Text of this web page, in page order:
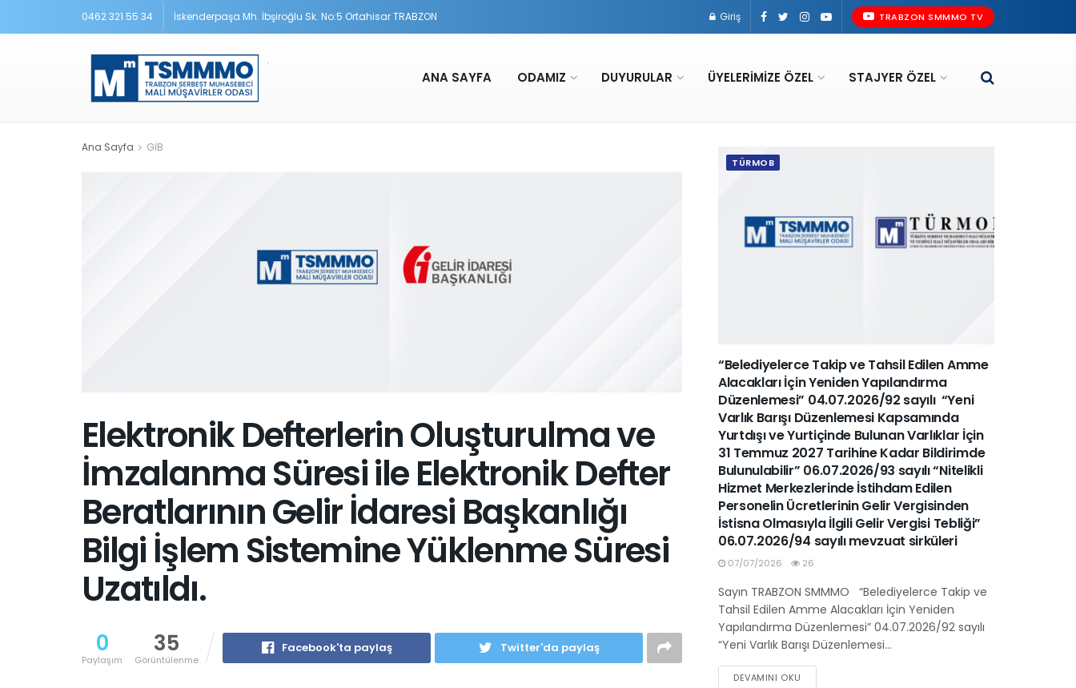
0462 321 55 34 İskenderpaşa Mh. İbşiroğlu Sk. No:5 Ortahisar TRABZON Giriş TRABZON SMMMO TV
ANA SAYFA ODAMIZ DUYURULAR ÜYELERIMIZE ÖZEL STAJYER ÖZEL
Ana Sayfa GİB
Elektronik Defterlerin Oluşturulma ve
İmzalanma Süresi ile Elektronik Defter
Beratlarının Gelir İdaresi Başkanlığı
Bilgi İşlem Sistemine Yüklenme Süresi
Uzatıldı.
0
Paylaşım
35
Görüntülenme
Facebook'ta paylaş Twitter'da paylaş
TÜRMOB
“Belediyelerce Takip ve Tahsil Edilen Amme
Alacakları İçin Yeniden Yapılandırma
Düzenlemesi” 04.07.2026/92 sayılı “Yeni
Varlık Barışı Düzenlemesi Kapsamında
Yurtdışı ve Yurtiçinde Bulunan Varlıklar İçin
31 Temmuz 2027 Tarihine Kadar Bildirimde
Bulunulabilir” 06.07.2026/93 sayılı “Nitelikli
Hizmet Merkezlerinde İstihdam Edilen
Personelin Ücretlerinin Gelir Vergisinden
İstisna Olmasıyla İlgili Gelir Vergisi Tebliği”
06.07.2026/94 sayılı mevzuat sirküleri
07/07/2026 26
Sayın TRABZON SMMMO “Belediyelerce Takip ve
Tahsil Edilen Amme Alacakları İçin Yeniden
Yapılandırma Düzenlemesi” 04.07.2026/92 sayılı
“Yeni Varlık Barışı Düzenlemesi...
DEVAMINI OKU